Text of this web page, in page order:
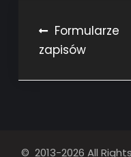
Nawigacja
wpisu
Formularze
zapisów
© 2013-2026 All